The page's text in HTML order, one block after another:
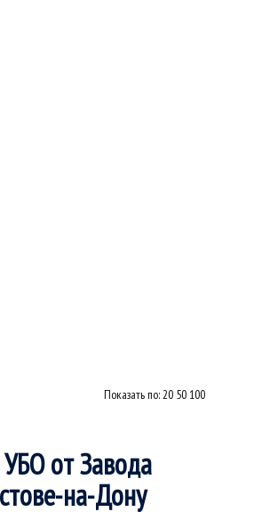
Показать по:20 50 100
от Завода
на-Дону